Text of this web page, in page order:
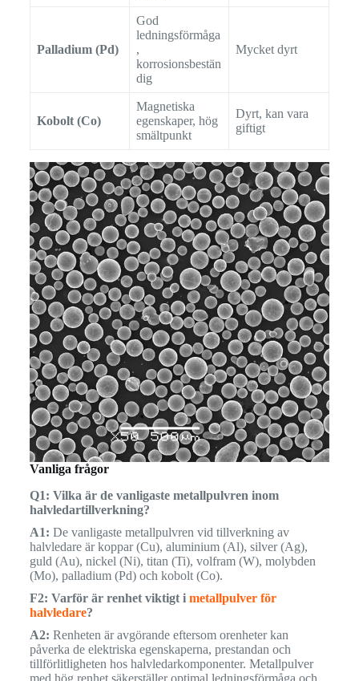
Palladium (Pd)
God
ledningsförmåga
,
korrosionsbestän
dig
Mycket dyrt
Kobolt (Co)
Magnetiska
egenskaper, hög
smältpunkt
Dyrt, kan vara
giftigt
Vanliga frågor
Q1: Vilka är de vanligaste metallpulvren inom
halvledartillverkning?
A1: De vanligaste metallpulvren vid tillverkning av
halvledare är koppar (Cu), aluminium (Al), silver (Ag),
guld (Au), nickel (Ni), titan (Ti), volfram (W), molybden
(Mo), palladium (Pd) och kobolt (Co).
F2: Varför är renhet viktigt i metallpulver för
halvledare?
A2: Renheten är avgörande eftersom orenheter kan
påverka de elektriska egenskaperna, prestandan och
tillförlitligheten hos halvledarkomponenter. Metallpulver
med hög renhet säkerställer optimal ledningsförmåga och